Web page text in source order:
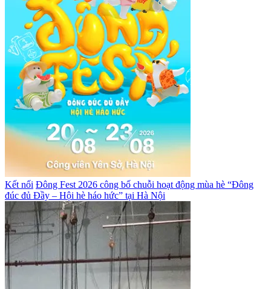
Kết nối Đông Fest 2026 công bố chuỗi hoạt động mùa hè “Đông
đúc đủ Đầy – Hội hè háo hức” tại Hà Nội